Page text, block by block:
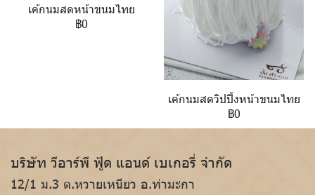
เค้กนมสดหน้าขนมไทย
฿0
เค้กนมสดวิปปิ้งหน้าขนมไทย
฿0
บริษัท วีอาร์พี ฟู้ด แอนด์ เบเกอรี่ จำกัด
12/1 ม.3 ต.หวายเหนียว อ.ท่ามะกา